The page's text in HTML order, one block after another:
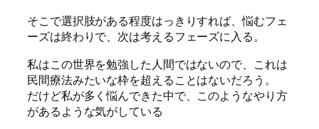
そこで選択肢がある程度はっきりすれば、悩むフェ
ーズは終わりで、次は考えるフェーズに入る。
私はこの世界を勉強した人間ではないので、これは
民間療法みたいな枠を超えることはないだろう。
だけど私が多く悩んできた中で、このようなやり方
があるような気がしている